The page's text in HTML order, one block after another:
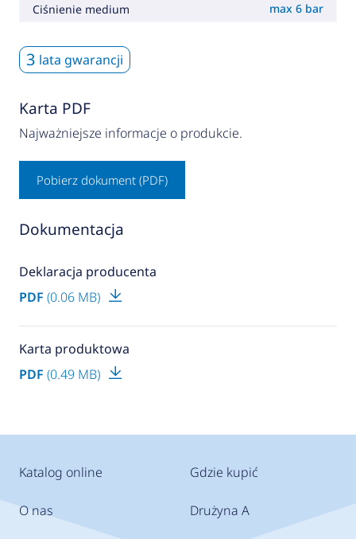
Ciśnienie medium
max 6 bar
3 lata gwarancji
Karta PDF
Najważniejsze informacje o produkcie.
Pobierz dokument (PDF)
Dokumentacja
Deklaracja producenta
PDF (0.06 MB)
Karta produktowa
PDF (0.49 MB)
Katalog online
O nas
Gdzie kupić
Drużyna A